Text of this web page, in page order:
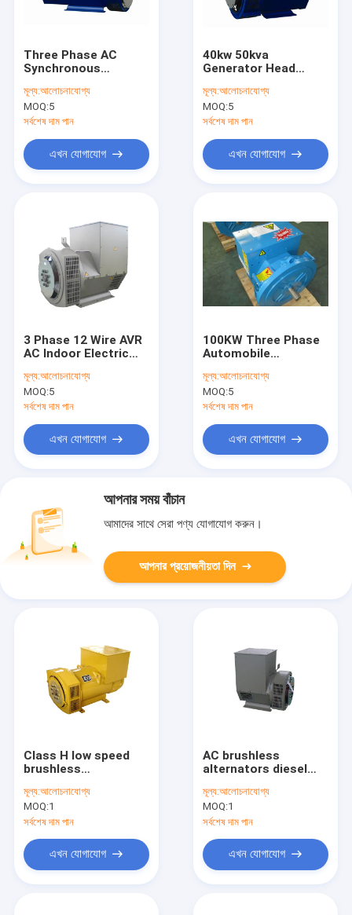
Three Phase AC
Synchronous
Alternators With AVR
12kw 15kva
মূল্য:আলোচনাযোগ্য
MOQ:5
সর্বশেষ দাম পান
এখন যোগাযোগ
40kw 50kva
Generator Head
Single Double Bearing
মূল্য:আলোচনাযোগ্য
MOQ:5
সর্বশেষ দাম পান
এখন যোগাযোগ
3 Phase 12 Wire AVR
AC Indoor Electric
3000RPM 3600RPM
মূল্য:আলোচনাযোগ্য
MOQ:5
সর্বশেষ দাম পান
এখন যোগাযোগ
100KW Three Phase
Automobile
For Connection
মূল্য:আলোচনাযোগ্য
MOQ:5
সর্বশেষ দাম পান
এখন যোগাযোগ
আপনার সময় বাঁচান
আমাদের সাথে সেরা পণ্য যোগাযোগ করুন।
আপনার প্রয়োজনীয়তা দিন
Class H low speed
brushless
generator 8kva -
1250kva alternator
genset
মূল্য:আলোচনাযোগ্য
MOQ:1
সর্বশেষ দাম পান
এখন যোগাযোগ
AC brushless
alternators diesel
synchronous electric
alternator Stamford
মূল্য:আলোচনাযোগ্য
MOQ:1
সর্বশেষ দাম পান
এখন যোগাযোগ